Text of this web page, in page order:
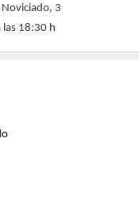
Noviciado, 3
las 18:30 h